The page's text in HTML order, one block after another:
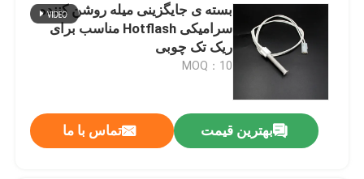
بسته ی جایگزینی میله روشن کننده
سرامیکی Hotflash مناسب برای
ریک تک چوبی
MOQ：10
بهترین قیمت تماس با ما